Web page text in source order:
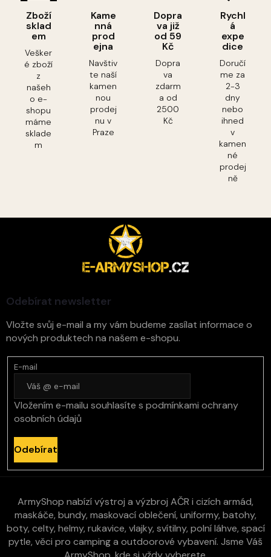
Zboží
sklad
em
Vešker
é zboží
z
našeh
o e-
shopu
máme
sklade
m
Kame
nná
prod
ejna
Navštiv
te naší
kamen
nou
prodej
nu v
Praze
Dopra
va již
od 59
Kč
Dopra
va
zdarm
a od
2500
Kč
Rychl
á
expe
dice
Doručí
me za
2-3
dny
nebo
ihned
v
kamen
né
prodej
ně
Odebírat newsletter
Vložte svůj e-mail a my vám budeme zasílat informace o
nových produktech na našem e-shopu.
E-mail
Vložením e-mailu souhlasíte s podmínkami ochrany
osobních údajů
Odebírat
ArmyShop nabízí výstroj a výzbroj AČR i cizích armád,
maskáče, bundy, maskovací oblečení, uniformy, batohy,
boty, celty, helmy, rukavice, vlajky, svítilny, polní láhve, spací
pytle, věci pro camping a outdoorové vybavení. Jsme Váš